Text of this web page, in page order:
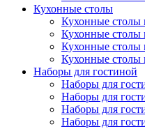
Кухонные столы
Кухонные столы
Кухонные столы
Кухонные столы
Кухонные столы
Наборы для гостиной
Наборы для
Наборы для
Наборы для
Наборы для